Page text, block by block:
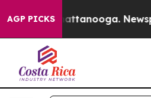
AGP PICKS
in Chattanooga.